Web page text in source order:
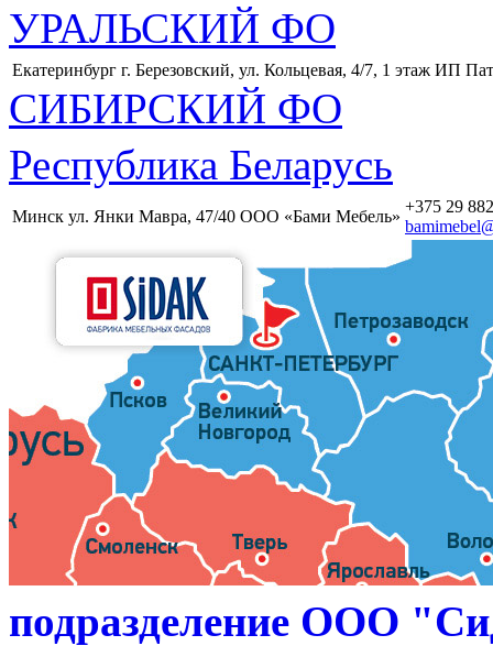
УРАЛЬСКИЙ ФО
Екатеринбург г. Березовский, ул. Кольцевая, 4/7, 1 этаж ИП
СИБИРСКИЙ ФО
Республика Беларусь
Минск ул. Янки Мавра, 47/40 ООО «Бами Мебель»
+375 29
подразделение ООО